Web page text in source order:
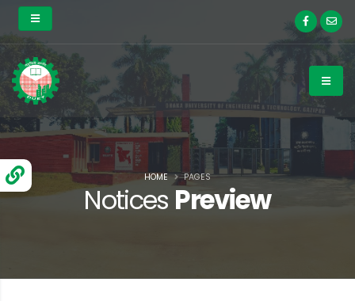
Notices Preview
HOME PAGES